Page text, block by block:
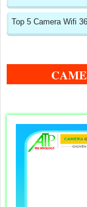
Top 5 Camera Wifi